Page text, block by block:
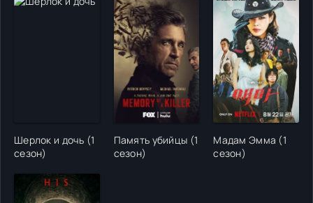
Шерлок и дочь (1
сезон)
Память убийцы (1
сезон)
Мадам Эмма (1
сезон)